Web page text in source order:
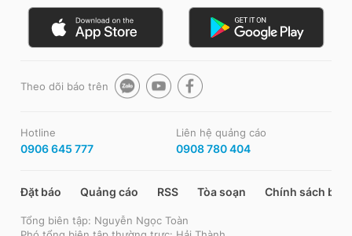
Theo dõi báo trên
Hotline
0906 645 777
Liên hệ quảng cáo
0908 780 404
Đặt báo Quảng cáo RSS Tòa soạn Chính sách bảo
Tổng biên tập: Nguyễn Ngọc Toàn